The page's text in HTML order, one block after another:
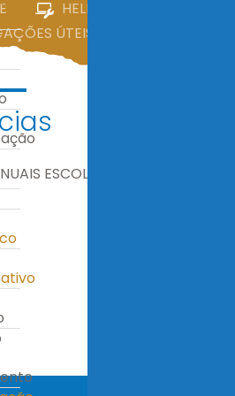
HELPDESK
ÚTEIS